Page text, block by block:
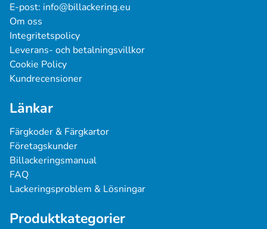
E-post: info@billackering.eu
Om oss
Integritetspolicy
Leverans- och betalningsvillkor
Cookie Policy
Kundrecensioner
Länkar
Färgkoder & Färgkartor
Företagskunder
Billackeringsmanual
FAQ
Lackeringsproblem & Lösningar
Produktkategorier